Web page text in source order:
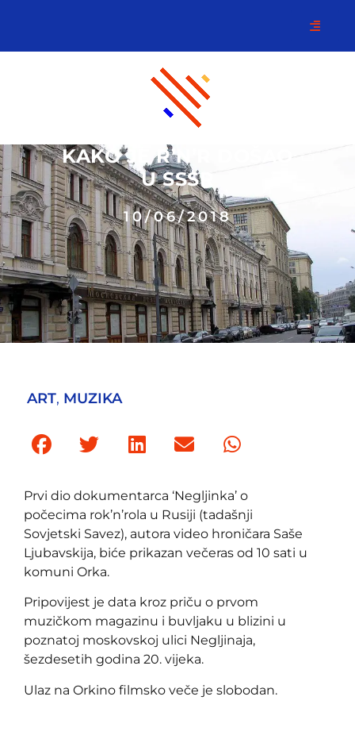
KAKO JE R’N’R DOŠAO
U SSSR
10/06/2018
ART, MUZIKA
Prvi dio dokumentarca ‘Negljinka’ o
počecima rok’n’rola u Rusiji (tadašnji
Sovjetski Savez), autora video hroničara Saše
Ljubavskija, biće prikazan večeras od 10 sati u
komuni Orka.
Pripovijest je data kroz priču o prvom
muzičkom magazinu i buvljaku u blizini u
poznatoj moskovskoj ulici Negljinaja,
šezdesetih godina 20. vijeka.
Ulaz na Orkino filmsko veče je slobodan.